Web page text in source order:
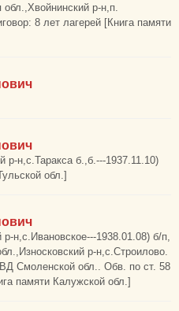
обл.,Хвойнинский р-н,п.
8 лет лагерей [Книга памяти
р-н,с.Таракса б.,б.---1937.11.10)
обл.]
н,с.Ивановское---1938.01.08) б/п,
р-н,с.Строилово.
Смоленской обл.. Обв. по ст. 58
памяти Калужской обл.]